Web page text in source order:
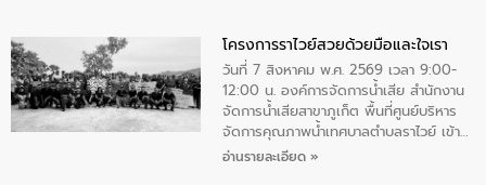
ทองคำและประกาศเกียรติคุณให้แก่ กำนัน
ผู้ใหญ่บ้านยอดเยี่ยม พร้อมกล่าวชื่นชม ให้
โอวาท และมอบนโยบาย
โครงการราไวย์สวยด้วยมือและใจเรา
วันที่ 7 สิงหาคม พ.ศ. 2569 เวลา 9:00-
12:00 น. องค์การจัดการน้ำเสีย สำนักงาน
จัดการน้ำเสียสาขาภูเก็ต พื้นที่ศูนย์บริหาร
จัดการคุณภาพน้ำเทศบาลตำบลราไวย์ เข้า
ร่วมโครงการราไวย์สวยด้วยมือและใจเรา
อ่านรายละเอียด »